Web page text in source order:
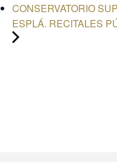
CONSERVATORIO
ESPLÁ. RECITALES